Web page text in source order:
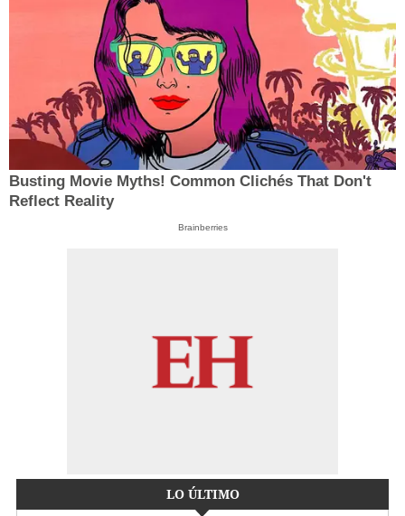
Busting Movie Myths! Common Clichés That Don't
Reflect Reality
Brainberries
LO ÚLTIMO